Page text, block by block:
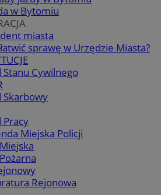
w Bytomiu
miasta
sprawę w Urzędzie Miasta?
Stanu Cywilnego
Skarbowy
Pracy
Miejska Policji
Rejonowa